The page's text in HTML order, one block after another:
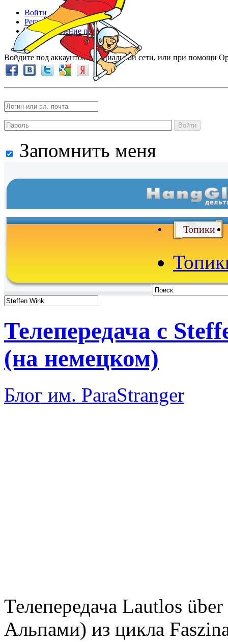
Войти
Регистрация
Восстановление пароля
Войдите под аккаунтом в социальной сети, или при помощи
Войти
Запомнить меня
Войти
Топики
Телепередача с
(на немецком)
Блог им. ParaStranger
Телепередача Lautlos
Альпами) из цикла